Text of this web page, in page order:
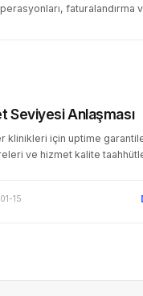
faturalandırma
Seviyesi Anlaşması
klinikleri için uptime
ve hizmet kalite
15